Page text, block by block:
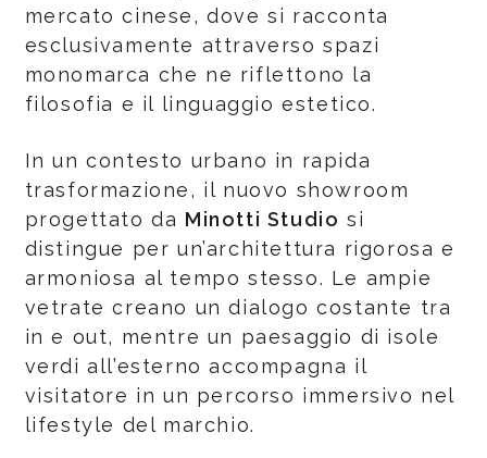
mercato cinese, dove si racconta
esclusivamente attraverso spazi
monomarca che ne riflettono la
filosofia e il linguaggio estetico.
In un contesto urbano in rapida
trasformazione, il nuovo showroom
progettato da Minotti Studio si
distingue per un’architettura rigorosa e
armoniosa al tempo stesso. Le ampie
vetrate creano un dialogo costante tra
in e out, mentre un paesaggio di isole
verdi all’esterno accompagna il
visitatore in un percorso immersivo nel
lifestyle del marchio.